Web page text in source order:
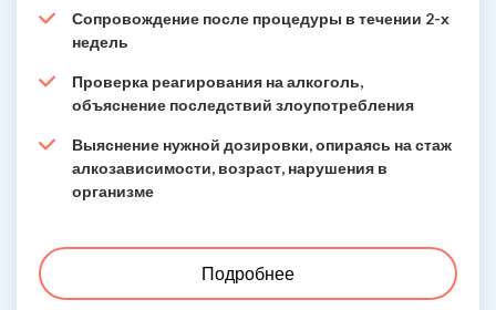
Сопровождение после процедуры в течении 2-х
недель
Проверка реагирования на алкоголь,
объяснение последствий злоупотребления
Выяснение нужной дозировки, опираясь на стаж
алкозависимости, возраст, нарушения в
организме
Подробнее